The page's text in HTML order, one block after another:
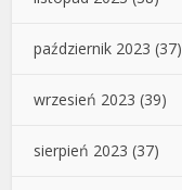
październik 2023 (37)
wrzesień 2023 (39)
sierpień 2023 (37)